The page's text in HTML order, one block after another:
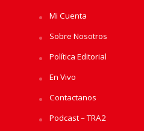
Mi Cuenta
Sobre Nosotros
Política Editorial
En Vivo
Contactanos
Podcast – TRA2